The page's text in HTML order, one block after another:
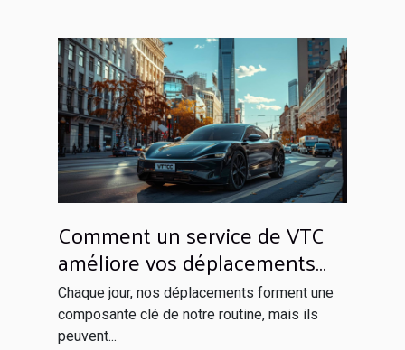
Comment un service de VTC
améliore vos déplacements
quotidiens
Chaque jour, nos déplacements forment une
composante clé de notre routine, mais ils
peuvent...